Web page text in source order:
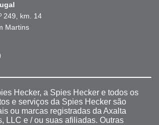
249, km. 14
Martins
Hecker, a Spies Hecker e todos os
e serviços da Spies Hecker são
ou marcas registradas da Axalta
LLC e / ou suas afiliadas. Outras